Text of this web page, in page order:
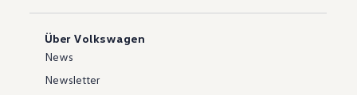
Über Volkswagen
News
Newsletter